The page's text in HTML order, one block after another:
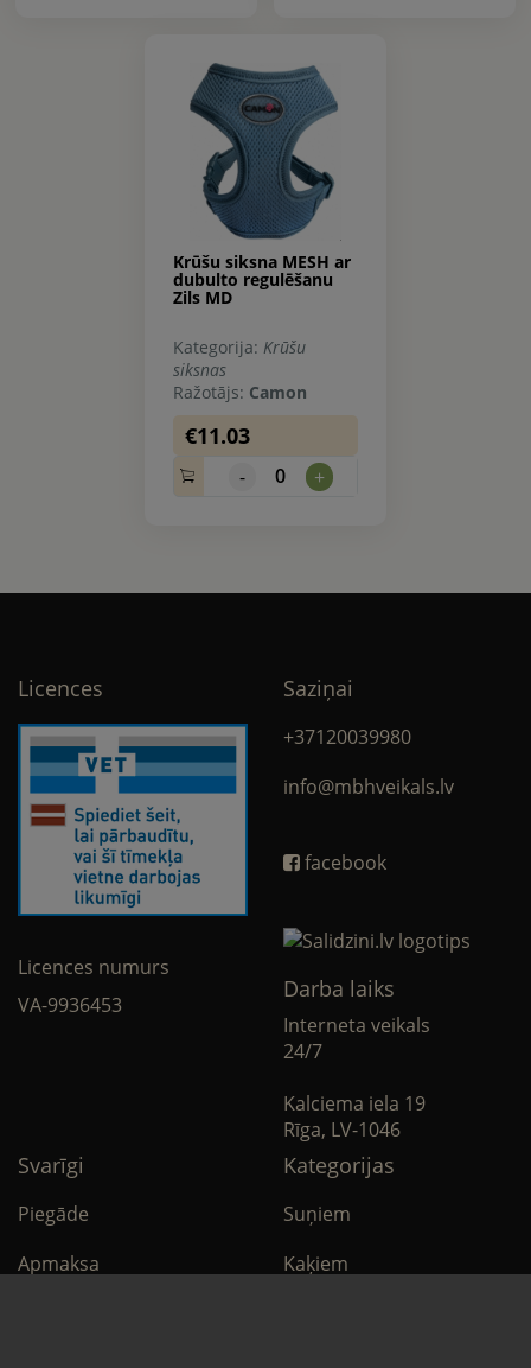
Krūšu siksna MESH ar
dubulto regulēšanu
Zils MD
Kategorija: Krūšu
siksnas
Ražotājs: Camon
€11.03
- 0 +
Licences
Licences numurs
VA-9936453
Saziņai
+37120039980
info@mbhveikals.lv
facebook
Darba laiks
Interneta veikals
24/7
Kalciema iela 19
Rīga, LV-1046
Svarīgi
Piegāde
Apmaksa
Kategorijas
Suņiem
Kaķiem